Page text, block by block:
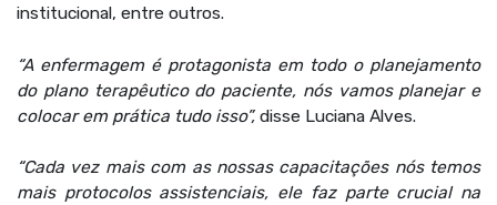
institucional, entre outros.
“A enfermagem é protagonista em todo o planejamento
do plano terapêutico do paciente, nós vamos planejar e
colocar em prática tudo isso”, disse Luciana Alves.
“Cada vez mais com as nossas capacitações nós temos
mais protocolos assistenciais, ele faz parte crucial na